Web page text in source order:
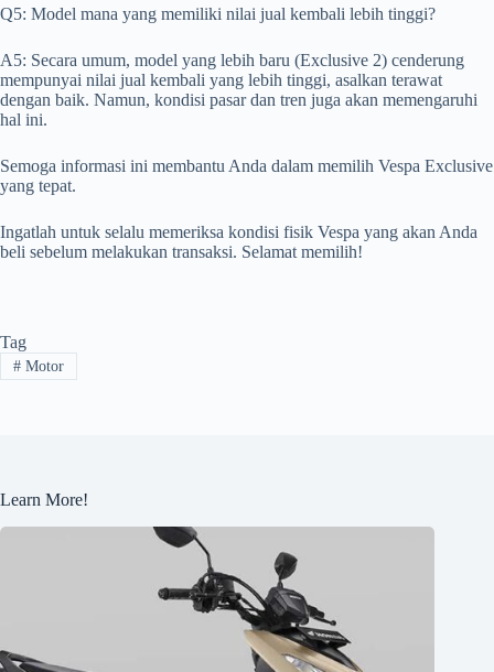
Q5: Model mana yang memiliki nilai jual kembali lebih tinggi?
A5: Secara umum, model yang lebih baru (Exclusive 2) cenderung
mempunyai nilai jual kembali yang lebih tinggi, asalkan terawat
dengan baik. Namun, kondisi pasar dan tren juga akan memengaruhi
hal ini.
Semoga informasi ini membantu Anda dalam memilih Vespa Exclusive
yang tepat.
Ingatlah untuk selalu memeriksa kondisi fisik Vespa yang akan Anda
beli sebelum melakukan transaksi. Selamat memilih!
Tag
#Motor
Learn More!